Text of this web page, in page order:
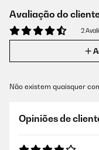
Avaliação do
2
Não existem quaisquer
Opiniões de